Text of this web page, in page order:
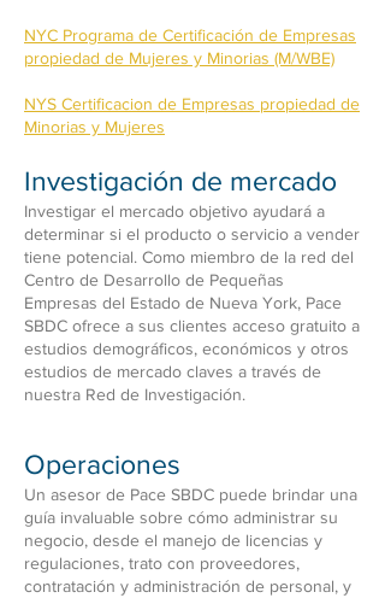
NYC Programa de Certificación de Empresas
propiedad de Mujeres y Minorias (M/WBE)
NYS Certificacion de Empresas propiedad de
Minorias y Mujeres
Investigación de mercado
Investigar el mercado objetivo ayudará a
determinar si el producto o servicio a vender
tiene potencial. Como miembro de la red del
Centro de Desarrollo de Pequeñas
Empresas del Estado de Nueva York, Pace
SBDC ofrece a sus clientes acceso gratuito a
estudios demográficos, económicos y otros
estudios de mercado claves a través de
nuestra Red de Investigación.
Operaciones
Un asesor de Pace SBDC puede brindar una
guía invaluable sobre cómo administrar su
negocio, desde el manejo de licencias y
regulaciones, trato con proveedores,
contratación y administración de personal, y